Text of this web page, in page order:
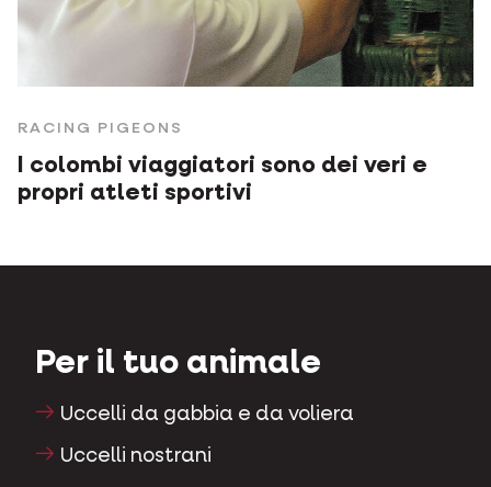
RACING PIGEONS
I colombi viaggiatori sono dei veri e
propri atleti sportivi
Per il tuo animale
Uccelli da gabbia e da voliera
Uccelli nostrani